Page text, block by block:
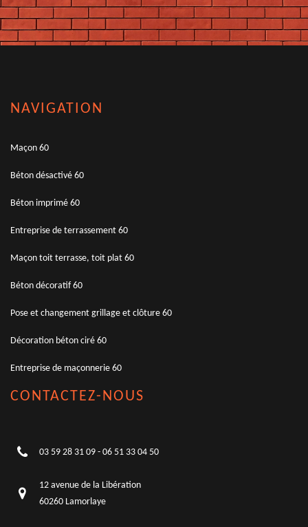
NAVIGATION
Maçon 60
Béton désactivé 60
Béton imprimé 60
Entreprise de terrassement 60
Maçon toit terrasse, toit plat 60
Béton décoratif 60
Pose et changement grillage et clôture 60
Décoration béton ciré 60
Entreprise de maçonnerie 60
CONTACTEZ-NOUS
03 59 28 31 09 - 06 51 33 04 50
12 avenue de la Libération
60260 Lamorlaye